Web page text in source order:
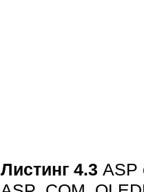
Листинг 4.3 ASP